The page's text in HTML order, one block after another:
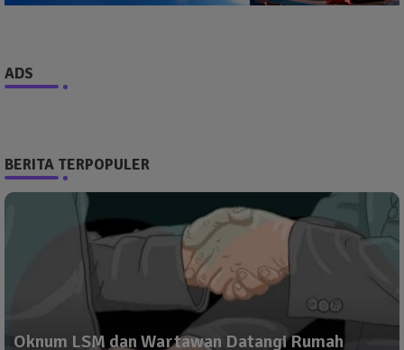
ADS
BERITA TERPOPULER
Oknum LSM dan Wartawan Datangi Rumah